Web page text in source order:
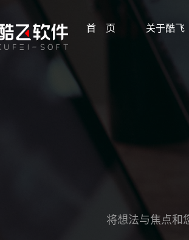
首 页 关于酷飞
将想法与焦点和